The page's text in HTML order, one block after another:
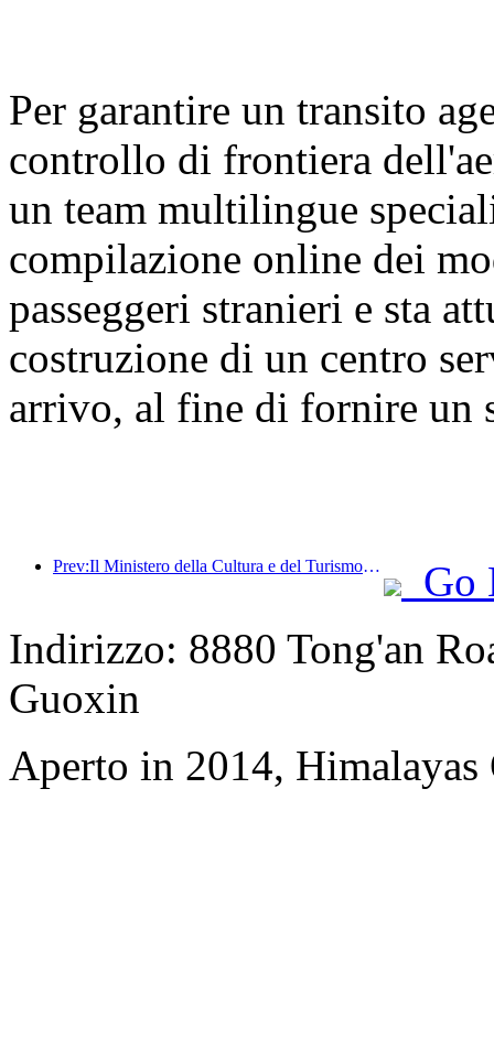
Per garantire un transito
controllo di frontiera
un team multilingue
compilazione online dei
passeggeri stranieri e sta
costruzione di un centro
arrivo, al fine di fornire un
Prev:Il Ministero della Cultura e del Turismo ha riferito che nel 2025, 16.994 siti turistici di livello A hanno accolto 7,51 miliardi di visitatori, generando un fatturato turistico di 554,49 miliardi di yuan.
Go
Indirizzo: 8880 Tong'an
Guoxin
Aperto in 2014,